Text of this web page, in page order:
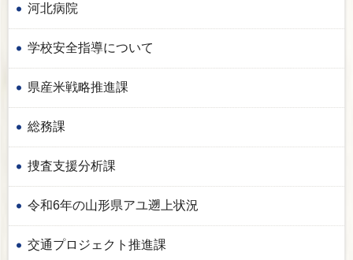
河北病院
学校安全指導について
県産米戦略推進課
総務課
捜査支援分析課
令和6年の山形県アユ遡上状況
交通プロジェクト推進課